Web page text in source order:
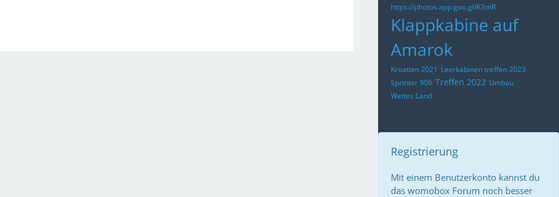
https://photos.app.goo.gl/K3mR
Klappkabine auf
Amarok
Kroatien 2021 Leerkabinen treffen 2023
Sprinter 906 Treffen 2022 Umbau
Weites Land
Registrierung
Mit einem Benutzerkonto kannst du
das womobox Forum noch besser